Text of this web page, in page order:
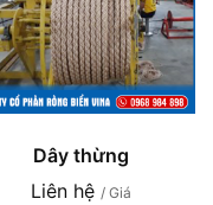
Dây thừng
Liên hệ / Giá